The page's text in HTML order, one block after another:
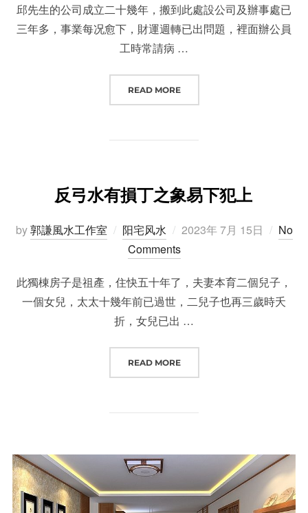
邱先生的公司成立二十幾年，搬到此處設公司及辦事處已
三年多，事業每况愈下，財運週轉已出問題，裡面辦公員
工時常請病 …
READ MORE“門的右前方有一高壓電線竿，形
反弓水有損丁之象易下犯上
by郭謙風水工作室 阳宅风水
Posted
on
2023年 7月 15日
No
Comments
此獨棟房子是祖產，住快五十年了，夫妻本育二個兒子，
一個女兒，太太十幾年前已過世，二兒子也再三歲時夭
折，女兒已出 …
READ MORE“反弓水有損丁之象易下犯上”